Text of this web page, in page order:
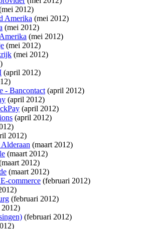
2012)
Amerika (mei 2012)
(mei 2012)
(mei 2012)
(mei 2012)
(mei 2012)
(april 2012)
- Bancontact(april 2012)
(april 2012)
(april 2012)
(april 2012)
2012)
(maart 2012)
(maart 2012)
2012)
(maart 2012)
commerce (februari 2012)
(februari 2012)
(februari 2012)